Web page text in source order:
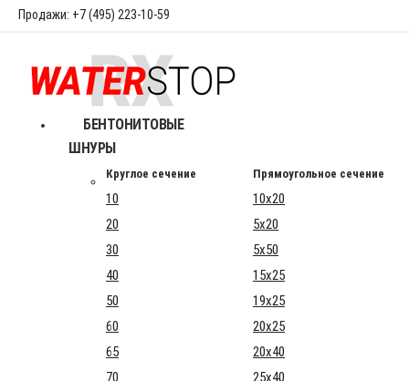
Продажи: +7 (495) 223-10-59
БЕНТОНИТОВЫЕ
ШНУРЫ
Круглое сечение Прямоугольное сечение
10
10x20
20
5x20
30
5x50
40
15x25
50
19x25
60
20x25
65
20x40
70
25x40